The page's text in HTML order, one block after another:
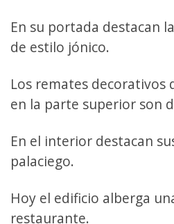
En su portada destacan
de estilo jónico.
Los remates decorativos
en la parte superior son
En el interior destacan
palaciego.
Hoy el edificio alberga
restaurante.